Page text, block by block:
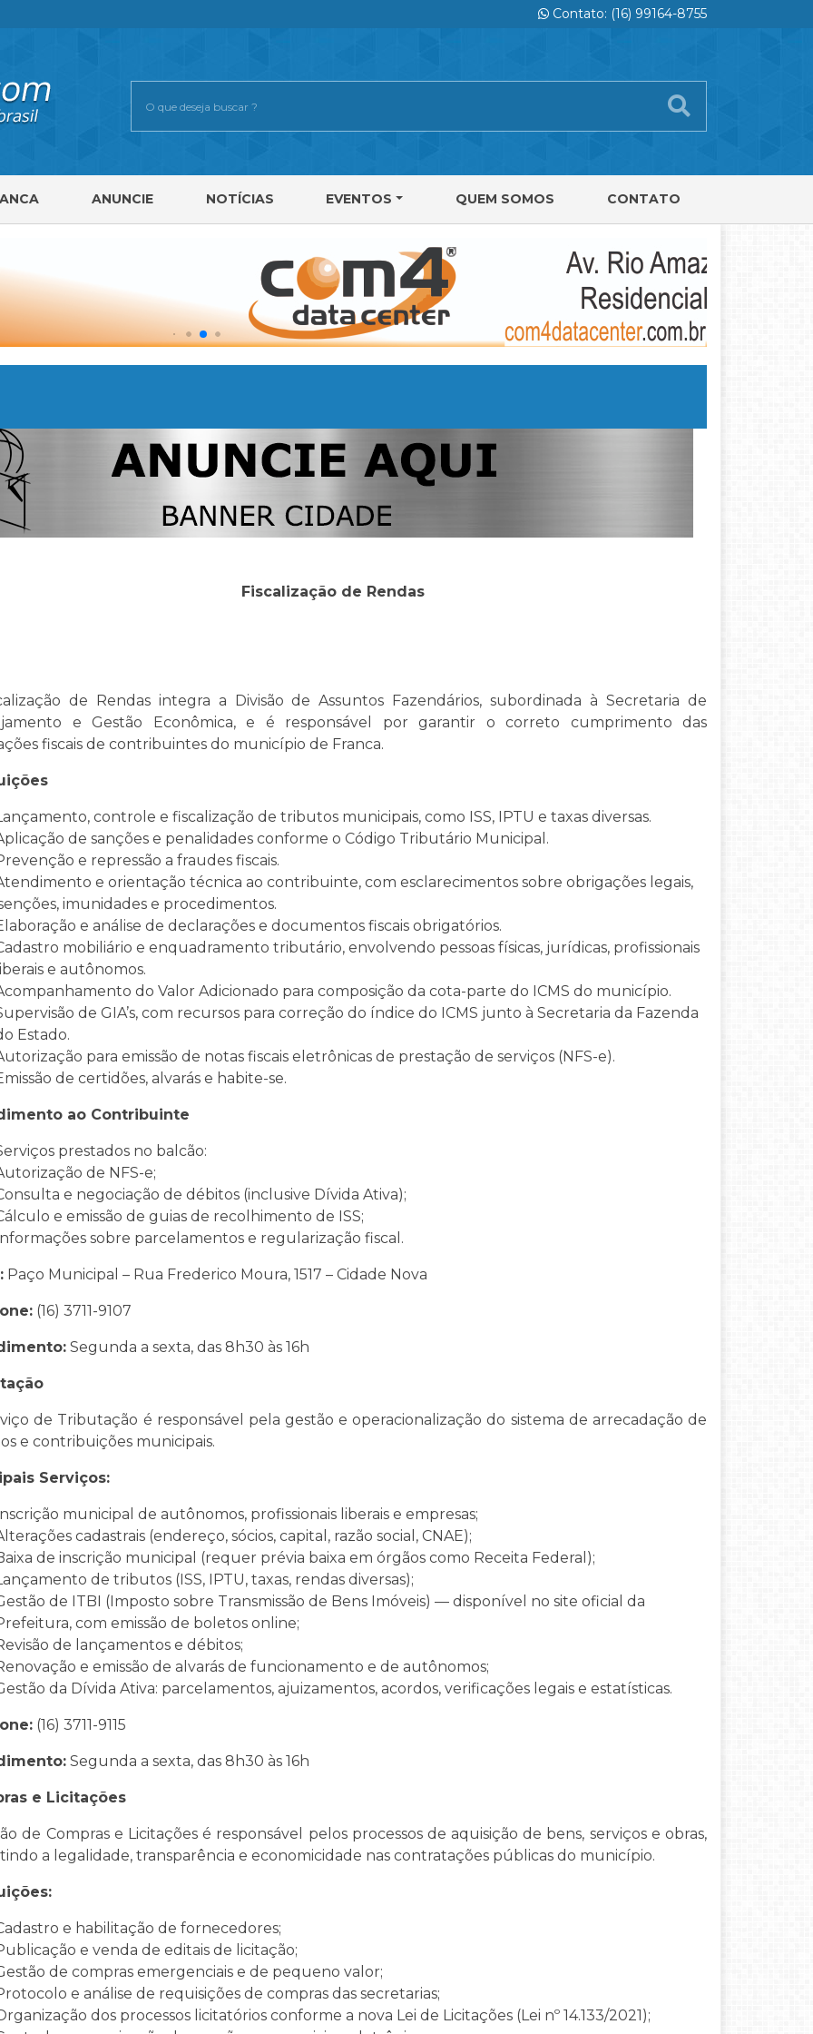
Contato: (16) 99164-8755
ANUNCIE NOTÍCIAS EVENTOS QUEM SOMOS CONTATO
Fiscalização de Rendas
de Rendas integra a Divisão de Assuntos Fazendários, subordinada à Secretaria de
e Gestão Econômica, e é responsável por garantir o correto cumprimento das
fiscais de contribuintes do município de Franca.
controle e fiscalização de tributos municipais, como ISS, IPTU e taxas diversas.
de sanções e penalidades conforme o Código Tributário Municipal.
e repressão a fraudes fiscais.
e orientação técnica ao contribuinte, com esclarecimentos sobre obrigações legais,
imunidades e procedimentos.
e análise de declarações e documentos fiscais obrigatórios.
mobiliário e enquadramento tributário, envolvendo pessoas físicas, jurídicas, profissionais
e autônomos.
do Valor Adicionado para composição da cota-parte do ICMS do município.
de GIA’s, com recursos para correção do índice do ICMS junto à Secretaria da Fazenda
Estado.
para emissão de notas fiscais eletrônicas de prestação de serviços (NFS-e).
de certidões, alvarás e habite-se.
ao Contribuinte
prestados no balcão:
de NFS-e;
e negociação de débitos (inclusive Dívida Ativa);
e emissão de guias de recolhimento de ISS;
sobre parcelamentos e regularização fiscal.
Paço Municipal – Rua Frederico Moura, 1517 – Cidade Nova
(16) 3711-9107
Segunda a sexta, das 8h30 às 16h
de Tributação é responsável pela gestão e operacionalização do sistema de arrecadação de
e contribuições municipais.
Serviços:
municipal de autônomos, profissionais liberais e empresas;
cadastrais (endereço, sócios, capital, razão social, CNAE);
de inscrição municipal (requer prévia baixa em órgãos como Receita Federal);
de tributos (ISS, IPTU, taxas, rendas diversas);
de ITBI (Imposto sobre Transmissão de Bens Imóveis) — disponível no site oficial da
com emissão de boletos online;
de lançamentos e débitos;
e emissão de alvarás de funcionamento e de autônomos;
da Dívida Ativa: parcelamentos, ajuizamentos, acordos, verificações legais e estatísticas.
(16) 3711-9115
Segunda a sexta, das 8h30 às 16h
e Licitações
de Compras e Licitações é responsável pelos processos de aquisição de bens, serviços e obras,
a legalidade, transparência e economicidade nas contratações públicas do município.
e habilitação de fornecedores;
e venda de editais de licitação;
de compras emergenciais e de pequeno valor;
e análise de requisições de compras das secretarias;
dos processos licitatórios conforme a nova Lei de Licitações (Lei nº 14.133/2021);